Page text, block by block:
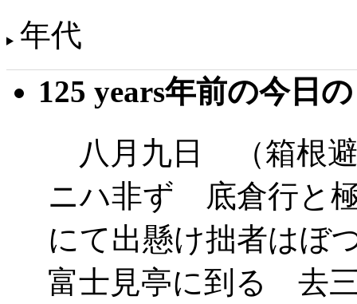
年代
125 years年前の今日
八月九日 （箱根
ニハ非ず 底倉行と
にて出懸け拙者はぼ
富士見亭に到る 去